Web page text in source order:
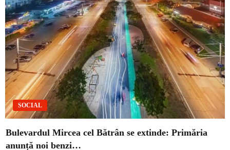
SOCIAL
Bulevardul Mircea cel Bătrân se extinde: Primăria
anunță noi benzi…